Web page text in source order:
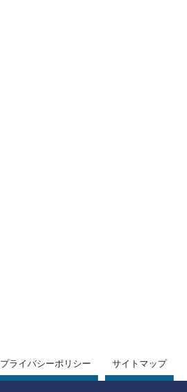
プライバシーポリシー サイトマップ